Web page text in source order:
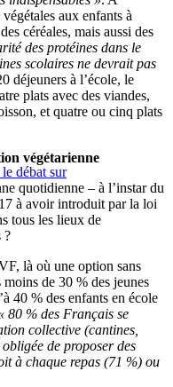
aux enfants à
céréales, mais aussi des
des protéines dans le
scolaires ne devrait pas
déjeuners à l’école, le
plats avec des viandes,
et quatre ou cinq plats
débat sur
végétarienne
quotidienne – à l’instar du
à avoir introduit par la loi
tous les lieux de
?
là où une option sans
de 30 % des jeunes
40 % des enfants en école
80 % des Français se
collective (cantines,
de proposer des
à chaque repas (71 %) ou